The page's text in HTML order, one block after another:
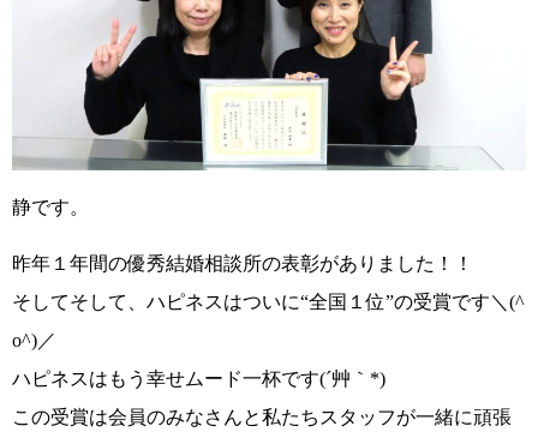
静です。
昨年１年間の優秀結婚相談所の表彰がありました！！
そしてそして、ハピネスはついに“全国１位”の受賞です＼(^
o^)／
ハピネスはもう幸せムード一杯です(´艸｀*)
この受賞は会員のみなさんと私たちスタッフが一緒に頑張